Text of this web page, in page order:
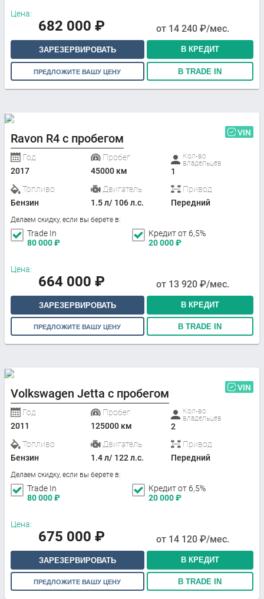
Цена:
682 000 ₽ от 14 240 ₽/мес.
ЗАРЕЗЕРВИРОВАТЬ В КРЕДИТ
ПРЕДЛОЖИТЕ ВАШУ ЦЕНУ В TRADE IN
Ravon R4 с пробегом VIN
Год
2017
Пробег
45000 км
Кол-во
владельцев
1
Топливо
Бензин
Двигатель
1.5 л/ 106 л.с.
Привод
Передний
Делаем скидку, если вы берете в:
Trade In
80 000₽
Кредит от 6,5%
20 000₽
Цена:
664 000 ₽ от 13 920 ₽/мес.
ЗАРЕЗЕРВИРОВАТЬ В КРЕДИТ
ПРЕДЛОЖИТЕ ВАШУ ЦЕНУ В TRADE IN
Volkswagen Jetta с пробегом VIN
Год
2011
Пробег
125000 км
Кол-во
владельцев
2
Топливо
Бензин
Двигатель
1.4 л/ 122 л.с.
Привод
Передний
Делаем скидку, если вы берете в:
Trade In
80 000₽
Кредит от 6,5%
20 000₽
Цена:
675 000 ₽ от 14 120 ₽/мес.
ЗАРЕЗЕРВИРОВАТЬ В КРЕДИТ
ПРЕДЛОЖИТЕ ВАШУ ЦЕНУ В TRADE IN